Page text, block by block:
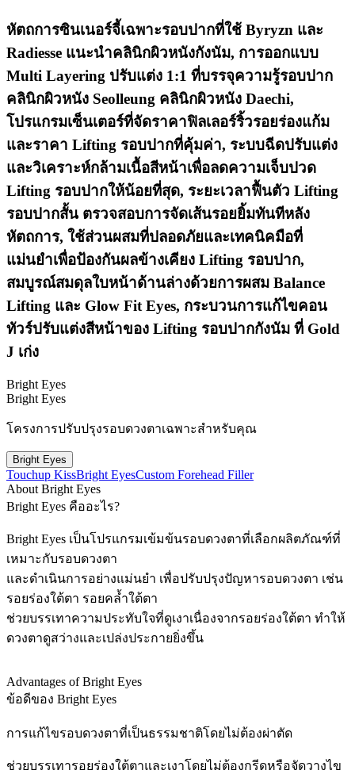
หัตถการซินเนอร์จี้เฉพาะรอบปากที่ใช้ Byryzn และ
Radiesse แนะนำคลินิกผิวหนังกังนัม, การออกแบบ
Multi Layering ปรับแต่ง 1:1 ที่บรรจุความรู้รอบปาก
คลินิกผิวหนัง Seolleung คลินิกผิวหนัง Daechi,
โปรแกรมเซ็นเตอร์ที่จัดราคาฟิลเลอร์ริ้วรอยร่องแก้ม
และราคา Lifting รอบปากที่คุ้มค่า, ระบบฉีดปรับแต่ง
และวิเคราะห์กล้ามเนื้อสีหน้าเพื่อลดความเจ็บปวด
Lifting รอบปากให้น้อยที่สุด, ระยะเวลาฟื้นตัว Lifting
รอบปากสั้น ตรวจสอบการจัดเส้นรอยยิ้มทันทีหลัง
หัตถการ, ใช้ส่วนผสมที่ปลอดภัยและเทคนิคมือที่
แม่นยำเพื่อป้องกันผลข้างเคียง Lifting รอบปาก,
สมบูรณ์สมดุลใบหน้าด้านล่างด้วยการผสม Balance
Lifting และ Glow Fit Eyes, กระบวนการแก้ไขคอน
ทัวร์ปรับแต่งสีหน้าของ Lifting รอบปากกังนัม ที่ Gold
J เก่ง
Bright Eyes
Bright Eyes
โครงการปรับปรุงรอบดวงตาเฉพาะสำหรับคุณ
Bright Eyes
Touchup KissBright EyesCustom Forehead Filler
About Bright Eyes
Bright Eyes คืออะไร?
Bright Eyes เป็นโปรแกรมเข้มข้นรอบดวงตาที่เลือกผลิตภัณฑ์ที่
เหมาะกับรอบดวงตา
และดำเนินการอย่างแม่นยำ เพื่อปรับปรุงปัญหารอบดวงตา เช่น
รอยร่องใต้ตา รอยคล้ำใต้ตา
ช่วยบรรเทาความประทับใจที่ดูเงาเนื่องจากรอยร่องใต้ตา ทำให้
ดวงตาดูสว่างและเปล่งประกายยิ่งขึ้น
Advantages of Bright Eyes
ข้อดีของ Bright Eyes
การแก้ไขรอบดวงตาที่เป็นธรรมชาติโดยไม่ต้องผ่าตัด
ช่วยบรรเทารอยร่องใต้ตาและเงาโดยไม่ต้องกรีดหรือจัดวางไข